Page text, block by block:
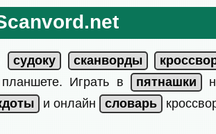
Играть в
и онлайн